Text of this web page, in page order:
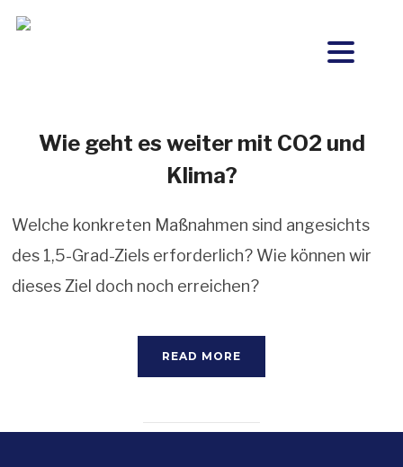
Wie geht es weiter mit CO2 und
Klima?
Welche konkreten Maßnahmen sind angesichts
des 1,5-Grad-Ziels erforderlich? Wie können wir
dieses Ziel doch noch erreichen?
READ MORE